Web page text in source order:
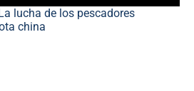
lucha de los pescadores
china